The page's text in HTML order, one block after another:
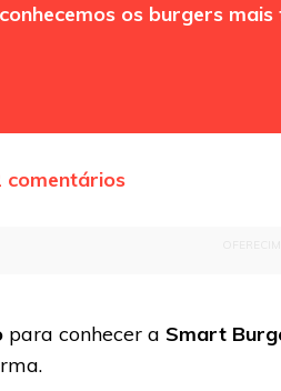
os burgers
comentários
para conhecer a Smart